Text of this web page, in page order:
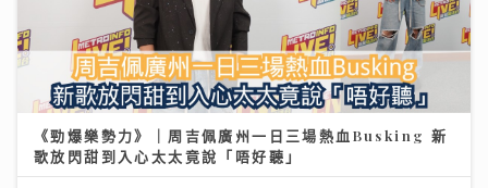
《勁爆樂勢力》｜周吉佩廣州一日三場熱血Busking 新
歌放閃甜到入心太太竟說「唔好聽」